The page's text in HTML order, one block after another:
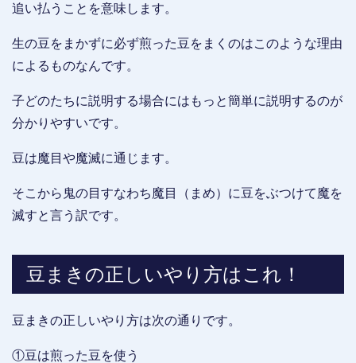
追い払うことを意味します。
生の豆をまかずに必ず煎った豆をまくのはこのような理由
によるものなんです。
子どのたちに説明する場合にはもっと簡単に説明するのが
分かりやすいです。
豆は魔目や魔滅に通じます。
そこから鬼の目すなわち魔目（まめ）に豆をぶつけて魔を
滅すと言う訳です。
豆まきの正しいやり方はこれ！
豆まきの正しいやり方は次の通りです。
①豆は煎った豆を使う